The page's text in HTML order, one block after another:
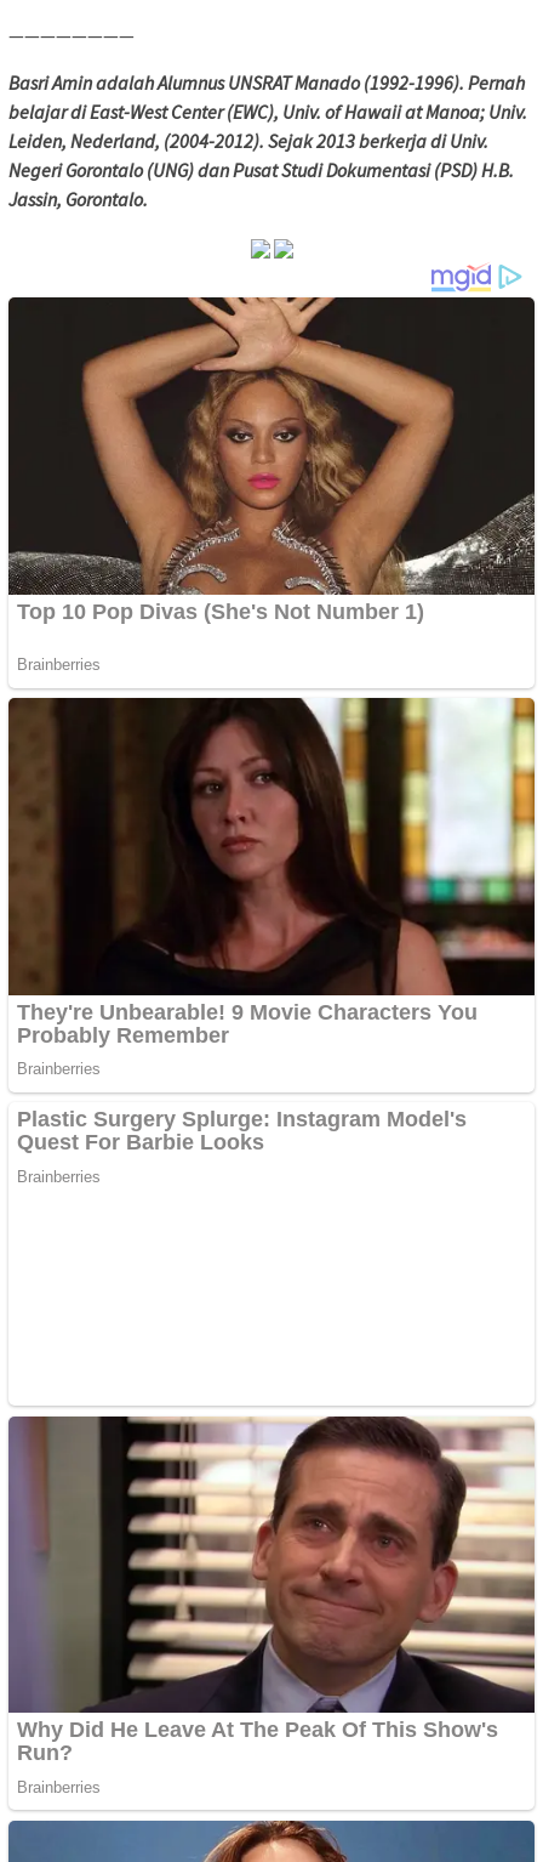
————————
Basri Amin adalah Alumnus UNSRAT Manado (1992-1996). Pernah
belajar di East-West Center (EWC), Univ. of Hawaii at Manoa; Univ.
Leiden, Nederland, (2004-2012). Sejak 2013 berkerja di Univ.
Negeri Gorontalo (UNG) dan Pusat Studi Dokumentasi (PSD) H.B.
Jassin, Gorontalo.